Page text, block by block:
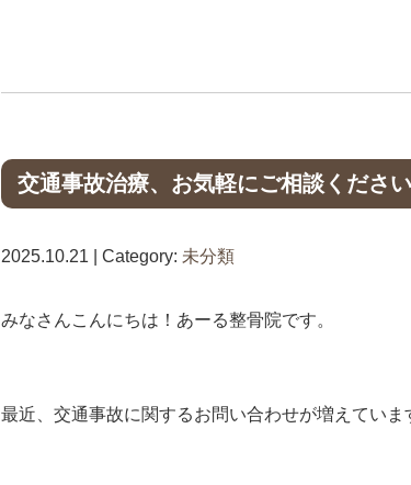
交通事故治療、お気軽にご相談くださ
2025.10.21 | Category: 未分類
みなさんこんにちは！あーる整骨院です。
最近、交通事故に関するお問い合わせが増えていま